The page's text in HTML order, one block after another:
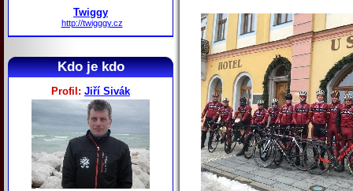
Twiggy
http://twigggy.cz
Kdo je kdo
Profil: Jiří Sivák